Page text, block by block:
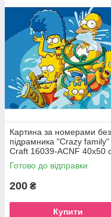
Картина за номерами без
підрамника "Crazy
Craft 16039-ACNF 40х50
Готово до відправки
200 ₴
Купити